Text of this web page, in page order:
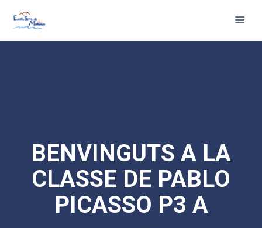
BENVINGUTS A LA
CLASSE DE PABLO
PICASSO P3 A